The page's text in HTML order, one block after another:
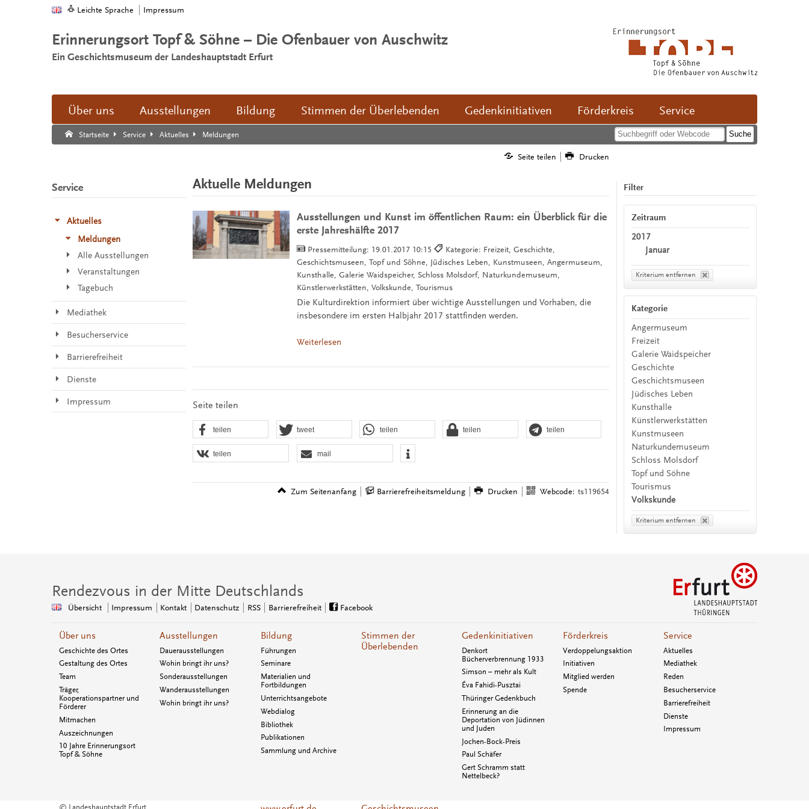
Leichte Sprache Impressum
Erinnerungsort Topf & Söhne – Die Ofenbauer von Auschwitz
Ein Geschichtsmuseum der Landeshauptstadt Erfurt
Über uns Ausstellungen Bildung Stimmen der Überlebenden Gedenkinitiativen Förderkreis Service
Startseite Service Aktuelles Meldungen
Suche:
Suche Ende.
Seite teilen Drucken
Aktuelle Meldungen
Ausstellungen und Kunst im öffentlichen Raum: ein Überblick für die
erste Jahreshälfte 2017
Pressemitteilung: 19.01.2017 10:15
Kategorie: Freizeit, Geschichte,
Geschichtsmuseen, Topf und Söhne, Jüdisches Leben, Kunstmuseen, Angermuseum,
Kunsthalle, Galerie Waidspeicher, Schloss Molsdorf, Naturkundemuseum,
Künstlerwerkstätten, Volkskunde, Tourismus
Die Kulturdirektion informiert über wichtige Ausstellungen und Vorhaben, die
insbesondere im ersten Halbjahr 2017 stattfinden werden.
Weiterlesen
Seite teilen
teilen tweet teilen teilen teilen
teilen mail
Zum Seitenanfang Barrierefreiheitsmeldung Drucken Webcode: ts119654
Filter
Zeitraum
2017
Januar
Kriterium entfernen
Kategorie
Angermuseum
Freizeit
Galerie Waidspeicher
Geschichte
Geschichtsmuseen
Jüdisches Leben
Kunsthalle
Künstlerwerkstätten
Kunstmuseen
Naturkundemuseum
Schloss Molsdorf
Topf und Söhne
Tourismus
Volkskunde
Kriterium entfernen
Service
Aktuelles
Meldungen
Alle Ausstellungen
Veranstaltungen
Tagebuch
Mediathek
Besucherservice
Barrierefreiheit
Dienste
Impressum
Rendezvous in der Mitte Deutschlands
Übersicht Impressum Kontakt Datenschutz RSS Barrierefreiheit Facebook
Über uns
Geschichte des Ortes
Gestaltung des Ortes
Team
Träger,
Kooperationspartner und
Förderer
Mitmachen
Auszeichnungen
10 Jahre Erinnerungsort
Topf & Söhne
Ausstellungen
Dauerausstellungen
Wohin bringt ihr uns?
Sonderausstellungen
Wanderausstellungen
Wohin bringt ihr uns?
Bildung
Führungen
Seminare
Materialien und
Fortbildungen
Unterrichtsangebote
Webdialog
Bibliothek
Publikationen
Sammlung und Archive
Stimmen der
Überlebenden
Gedenkinitiativen
Denkort
Bücherverbrennung 1933
Simson – mehr als Kult
Éva Fahidi-Pusztai
Thüringer Gedenkbuch
Erinnerung an die
Deportation von Jüdinnen
und Juden
Jochen-Bock-Preis
Paul Schäfer
Gert Schramm statt
Nettelbeck?
Förderkreis
Verdoppelungsaktion
Initiativen
Mitglied werden
Spende
Service
Aktuelles
Mediathek
Reden
Besucherservice
Barrierefreiheit
Dienste
Impressum